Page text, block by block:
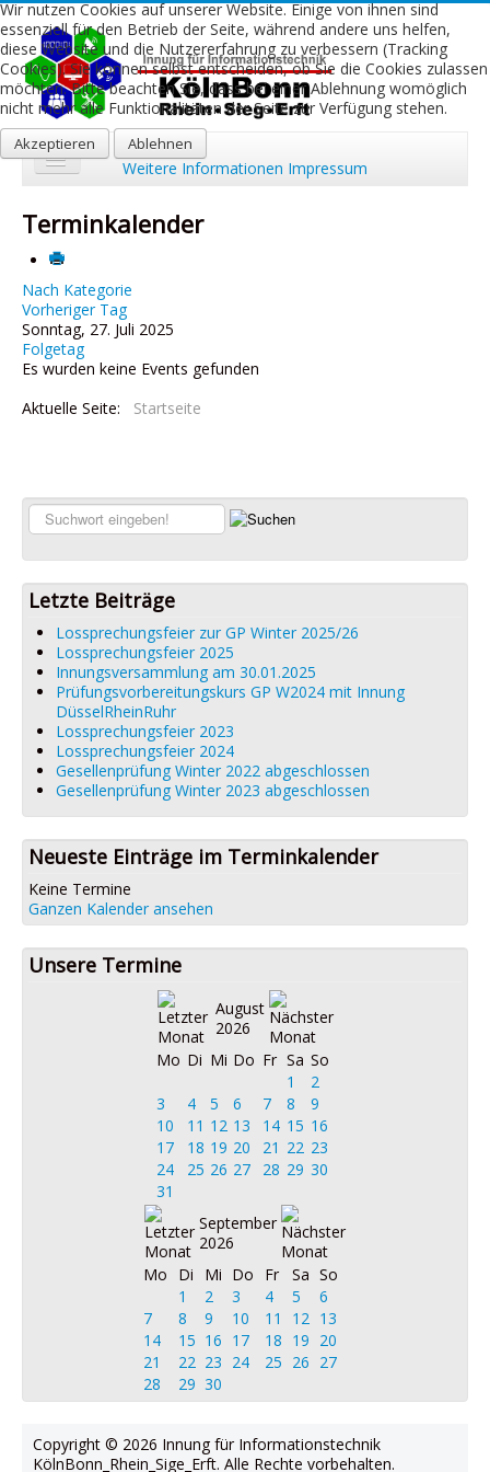
Über uns
Leistungen
Ausbildung
Fachbetriebe
Links
Impressum
Terminkalender
Nach Kategorie
Vorheriger Tag
Sonntag, 27. Juli 2025
Folgetag
Es wurden keine Events gefunden
Aktuelle Seite:
Startseite
Suchen...
Letzte Beiträge
Lossprechungsfeier zur GP Winter 2025/26
Lossprechungsfeier 2025
Innungsversammlung am 30.01.2025
Prüfungsvorbereitungskurs GP W2024 mit Innung
DüsselRheinRuhr
Lossprechungsfeier 2023
Lossprechungsfeier 2024
Gesellenprüfung Winter 2022 abgeschlossen
Gesellenprüfung Winter 2023 abgeschlossen
Neueste Einträge im Terminkalender
Keine Termine
Ganzen Kalender ansehen
Unsere Termine
August
2026
Mo Di Mi Do Fr Sa So
1
2
3
4 5 6 7 8
9
10
11 12 13 14 15 16
17
18 19 20 21 22 23
24
25 26 27 28 29 30
31
September
2026
Mo
Di Mi Do Fr Sa So
1
2 3 4 5
6
7
8 9 10 11 12 13
14
15 16 17 18 19 20
21
22 23 24 25 26 27
28
29 30
Copyright © 2026 Innung für Informationstechnik
KölnBonn_Rhein_Sige_Erft. Alle Rechte vorbehalten.
Wir nutzen Cookies auf unserer Website. Einige von ihnen sind
essenziell für den Betrieb der Seite, während andere uns helfen,
diese Website und die Nutzererfahrung zu verbessern (Tracking
Cookies). Sie können selbst entscheiden, ob Sie die Cookies zulassen
möchten. Bitte beachten Sie, dass bei einer Ablehnung womöglich
nicht mehr alle Funktionalitäten der Seite zur Verfügung stehen.
Akzeptieren Ablehnen
Weitere Informationen Impressum